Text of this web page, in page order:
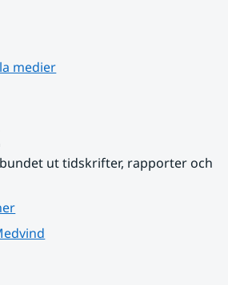
medier
ut tidskrifter, rapporter och